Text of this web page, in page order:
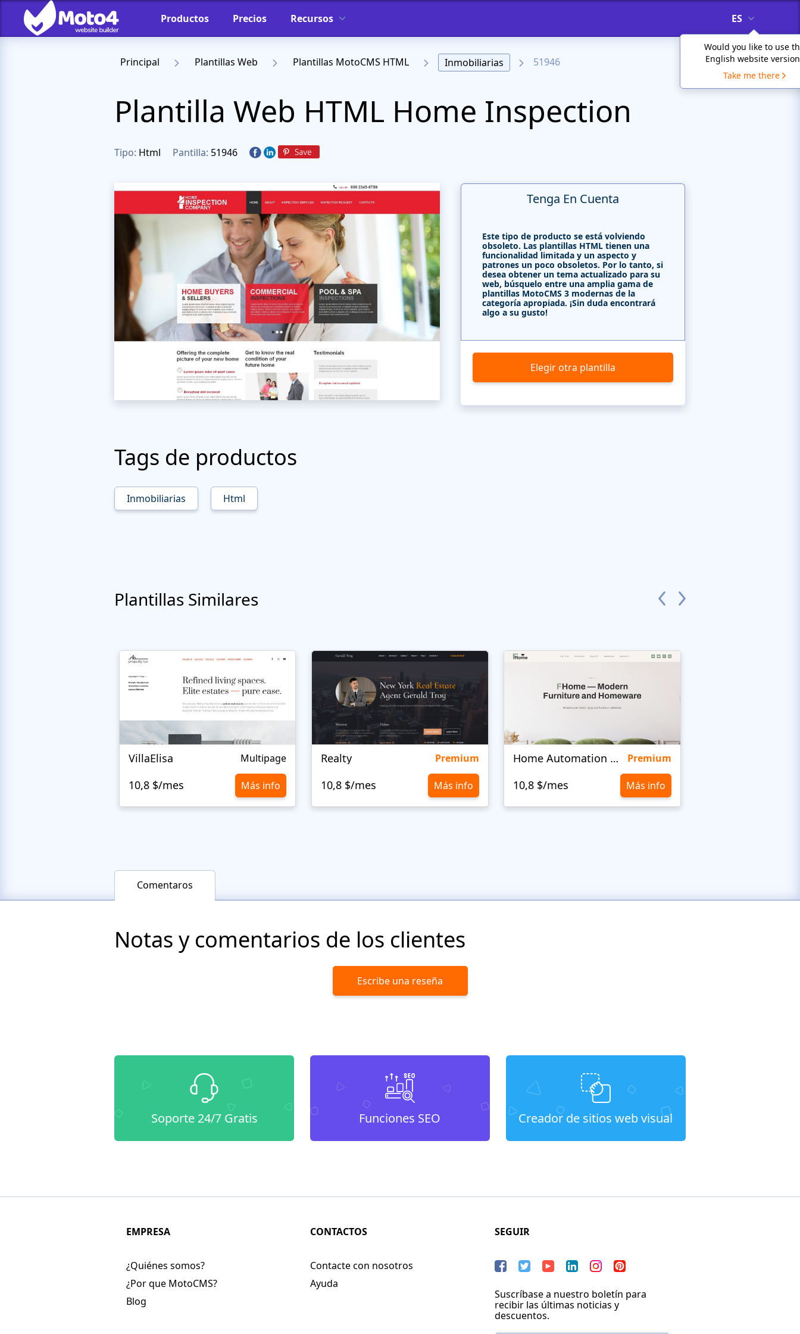
Productos Precios Recursos ES
Would you like to use
English website
Take me there
Principal Plantillas Web Plantillas MotoCMS HTML Inmobiliarias 51946
Plantilla Web HTML Home Inspection
Tipo: Html Pantilla: 51946
Tags de productos
Inmobiliarias Html
Tenga En Cuenta
Este tipo de producto se está volviendo
obsoleto. Las plantillas HTML tienen una
funcionalidad limitada y un aspecto y
patrones un poco obsoletos. Por lo tanto, si
desea obtener un tema actualizado para su
web, búsquelo entre una amplia gama de
plantillas MotoCMS 3 modernas de la
categoría apropiada. ¡Sin duda encontrará
algo a su gusto!
Elegir otra plantilla
Plantillas Similares
VillaElisa Multipage
10,8 $/mes Más info
Realty Premium
10,8 $/mes Más info
Home Automation Company Premium
10,8 $/mes Más info
Comentaros
Notas y comentarios de los clientes
Escribe una reseña
Soporte 24/7 Gratis Funciones SEO Creador de sitios web visual
EMPRESA
¿Quiénes somos?
¿Por que MotoCMS?
Blog
CONTACTOS
Contacte con nosotros
Ayuda
SEGUIR
Suscríbase a nuestro boletín para
recibir las últimas noticias y
descuentos.